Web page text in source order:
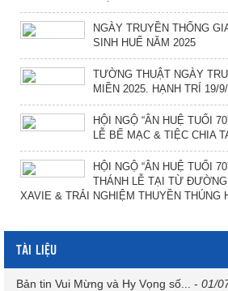
NGÀY TRUYỀN THỐNG
SINH HUẾ NĂM 2025
TƯỜNG THUẬT NGÀY
MIỀN 2025. HẠNH TRÍ 19/
HỘI NGỘ “ÂN HUỆ TUỔI
LỄ BẾ MẠC & TIỆC CHIA
HỘI NGỘ “ÂN HUỆ TUỔI
THÁNH LỄ TẠI TỪ
XAVIE & TRẢI NGHIỆM THUYỀN THÚNG
TÀI LIỆU
Bản tin Vui Mừng và Hy Vọng số... - 01/